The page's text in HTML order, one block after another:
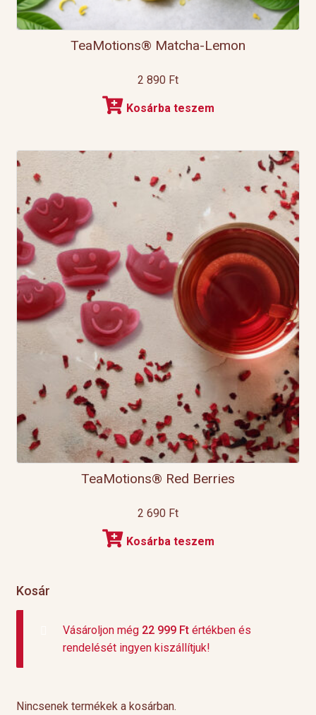
TeaMotions® Matcha-Lemon
2 890 Ft
Kosárba teszem
TeaMotions® Red Berries
2 690 Ft
Kosárba teszem
Kosár
Vásároljon még 22 999 Ftértékben és
rendelését ingyen kiszállítjuk!
Nincsenek termékek a kosárban.